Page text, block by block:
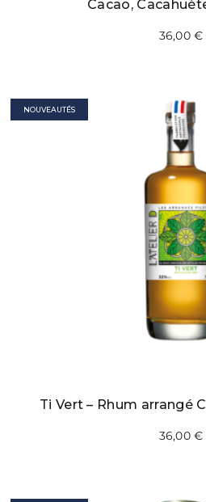
Cacao,
36,00€
NOUVEAUTÉS
Ti Vert – Rhum arrangé
36,00€